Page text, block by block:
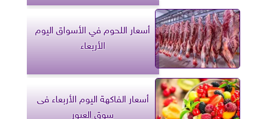
أسعار اللحوم في الأسواق اليوم
الأربعاء
أسعار الفاكهة اليوم الأربعاء فى
سوق العبور